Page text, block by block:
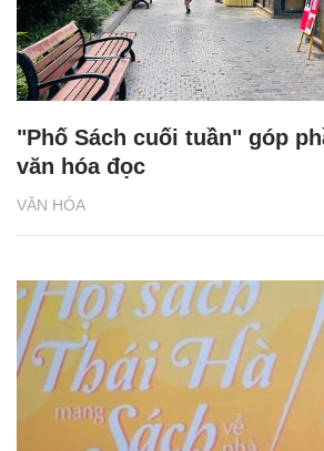
VĂN HÓA
"Phố Sách cuối tuần" góp
văn hóa đọc